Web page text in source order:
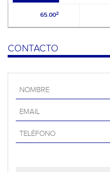
65.002
CONTACTO